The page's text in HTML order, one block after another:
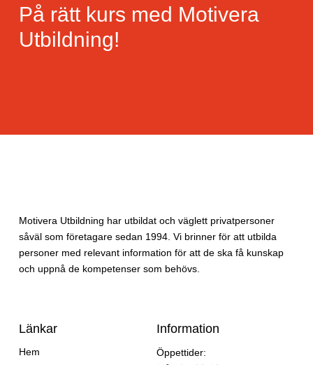
På rätt kurs med Motivera
Utbildning!
Motivera Utbildning har utbildat och väglett privatpersoner
såväl som företagare sedan 1994. Vi brinner för att utbilda
personer med relevant information för att de ska få kunskap
och uppnå de kompetenser som behövs.
Länkar
Hem
Information
Öppettider: